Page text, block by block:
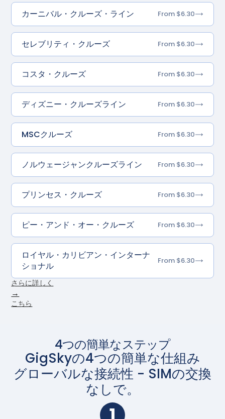
カーニバル・クルーズ・ライン From $6.30
セレブリティ・クルーズ From $6.30
コスタ・クルーズ From $6.30
ディズニー・クルーズライン From $6.30
MSCクルーズ From $6.30
ノルウェージャンクルーズライン From $6.30
プリンセス・クルーズ From $6.30
ピー・アンド・オー・クルーズ From $6.30
ロイヤル・カリビアン・インターナ
ショナル
From $6.30
さらに詳しく
→
こちら
4つの簡単なステップ
GigSkyの4つの簡単な仕組み
グローバルな接続性 - SIMの交換
なしで。